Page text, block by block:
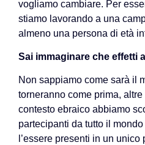
vogliamo cambiare. Per
stiamo lavorando a una
almeno una persona di età
Sai immaginare che effetti
Non sappiamo come sarà il
torneranno come prima,
contesto ebraico abbiamo
partecipanti da tutto il
l’essere presenti in un